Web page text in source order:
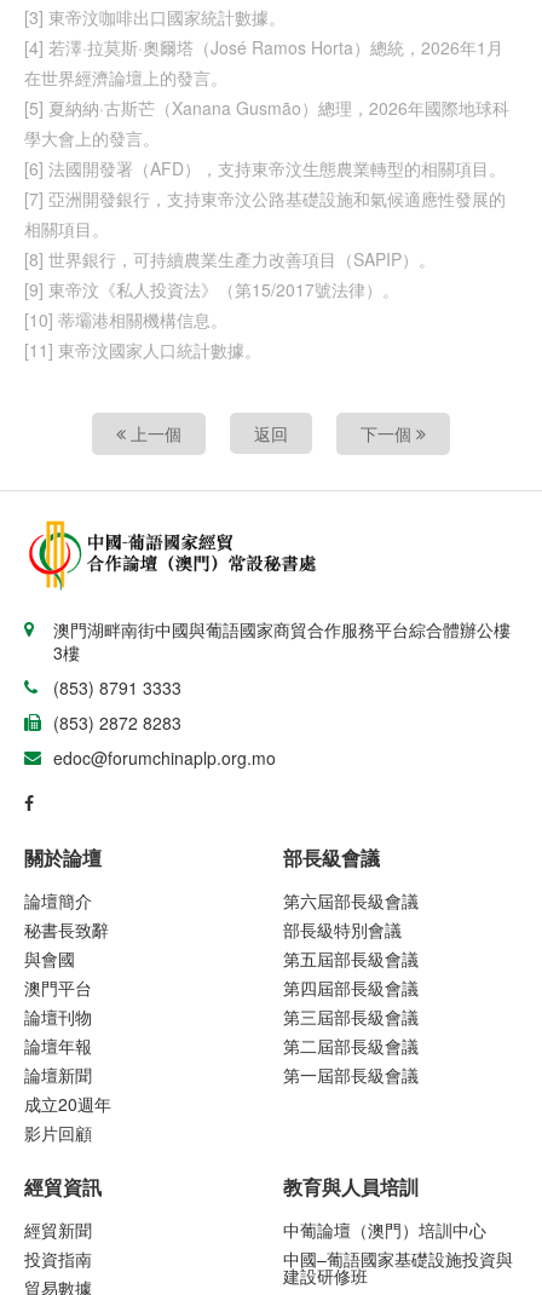
[3] 東帝汶咖啡出口國家統計數據。
[4] 若澤·拉莫斯·奧爾塔（José Ramos Horta）總統，2026年1月
在世界經濟論壇上的發言。
[5] 夏納納·古斯芒（Xanana Gusmão）總理，2026年國際地球科
學大會上的發言。
[6] 法國開發署（AFD），支持東帝汶生態農業轉型的相關項目。
[7] 亞洲開發銀行，支持東帝汶公路基礎設施和氣候適應性發展的
相關項目。
[8] 世界銀行，可持續農業生產力改善項目（SAPIP）。
[9] 東帝汶《私人投資法》（第15/2017號法律）。
[10] 蒂壩港相關機構信息。
[11] 東帝汶國家人口統計數據。
上一個 返回 下一個
澳門湖畔南街中國與葡語國家商貿合作服務平台綜合體辦公樓
3樓
(853) 8791 3333
(853) 2872 8283
edoc@forumchinaplp.org.mo
關於論壇
論壇簡介
秘書長致辭
與會國
澳門平台
論壇刊物
論壇年報
論壇新聞
成立20週年
影片回顧
部長級會議
第六屆部長級會議
部長級特別會議
第五屆部長級會議
第四屆部長級會議
第三屆部長級會議
第二屆部長級會議
第一屆部長級會議
經貿資訊
經貿新聞
投資指南
貿易數據
教育與人員培訓
中葡論壇（澳門）培訓中心
中國–葡語國家基礎設施投資與
建設研修班